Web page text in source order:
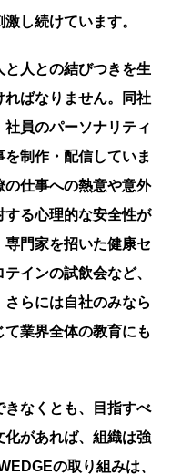
し続けています。
人との結びつきを生
ばなりません。同社
員のパーソナリティ
制作・配信していま
仕事への熱意や意外
る心理的な安全性が
門家を招いた健康セ
インの試飲会など、
らには自社のみなら
業界全体の教育にも
なくとも、目指すべ
化があれば、組織は強
の取り組みは、